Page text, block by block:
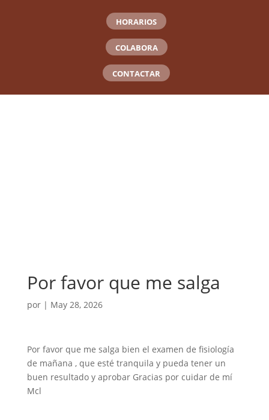
HORARIOS
COLABORA
CONTACTAR
Por favor que me salga
por | May 28, 2026
Por favor que me salga bien el examen de fisiología
de mañana , que esté tranquila y pueda tener un
buen resultado y aprobar Gracias por cuidar de mí
Mcl